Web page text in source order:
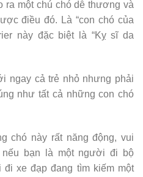
ra một chú chó dễ thương và
điều đó. Là “con chó của
này đặc biệt là “Kỵ sĩ da
ngay cả trẻ nhỏ nhưng phải
như tất cả những con chó
chó này rất năng động, vui
bạn là một người đi bộ
xe đạp đang tìm kiếm một